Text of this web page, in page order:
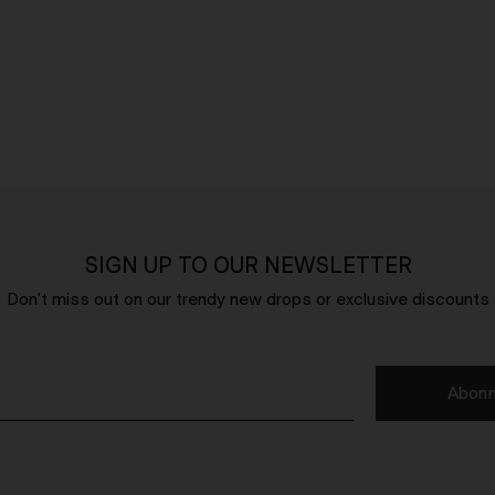
SIGN UP TO OUR NEWSLETTER
Don't miss out on our trendy new drops or exclusive discounts